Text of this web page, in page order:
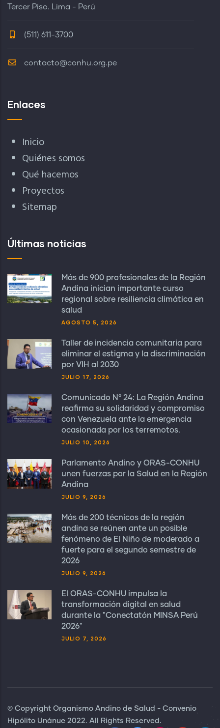
Tercer Piso. Lima - Perú
(511) 611-3700
contacto@conhu.org.pe
Enlaces
Inicio
Quiénes somos
Qué hacemos
Proyectos
Sitemap
Últimas noticias
Más de 900 profesionales de la Región
Andina inician importante curso
regional sobre resiliencia climática en
salud
AGOSTO 5, 2026
Taller de incidencia comunitaria para
eliminar el estigma y la discriminación
por VIH al 2030
JULIO 17, 2026
Comunicado N° 24: La Región Andina
reafirma su solidaridad y compromiso
con Venezuela ante la emergencia
ocasionada por los terremotos.
JULIO 10, 2026
Parlamento Andino y ORAS-CONHU
unen fuerzas por la Salud en la Región
Andina
JULIO 9, 2026
Más de 200 técnicos de la región
andina se reúnen ante un posible
fenómeno de El Niño de moderado a
fuerte para el segundo semestre de
2026
JULIO 9, 2026
El ORAS-CONHU impulsa la
transformación digital en salud
durante la "Conectatón MINSA Perú
2026"
JULIO 7, 2026
© Copyright Organismo Andino de Salud - Convenio
Hipólito Unánue 2022. All Rights Reserved.